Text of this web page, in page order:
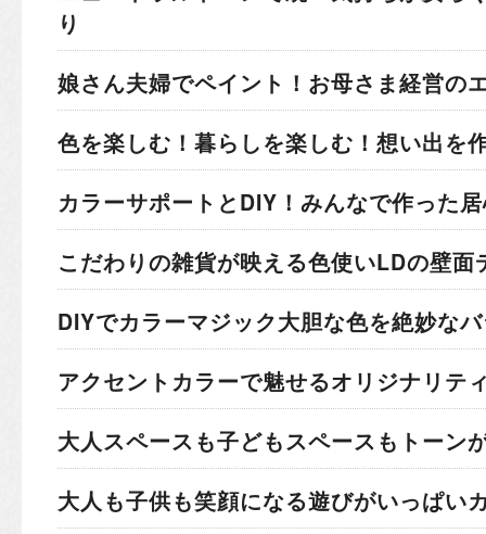
り
娘さん夫婦でペイント！ お母さま経営の
色を楽しむ！暮らしを楽しむ！ 想い出を
カラーサポートとDIY！ みんなで作った
こだわりの雑貨が映える色使いLDの壁面
DIYでカラーマジック大胆な色を絶妙な
アクセントカラーで魅せるオリジナリテ
大人スペースも子どもスペースも トーン
大人も子供も笑顔になる遊びがいっぱい